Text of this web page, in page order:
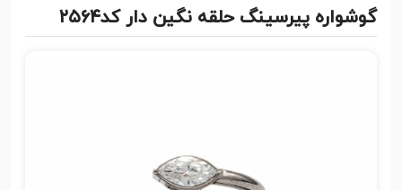
گوشواره پیرسینگ حلقه نگین دار کد۲۵۶۴